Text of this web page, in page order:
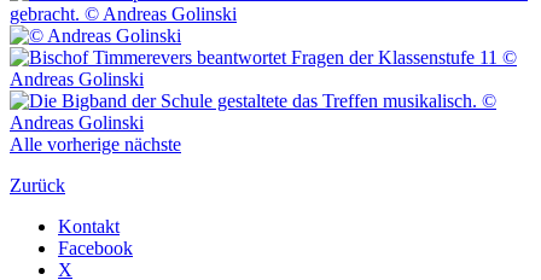
Alle vorherige nächste
Zurück
Kontakt
Facebook
X